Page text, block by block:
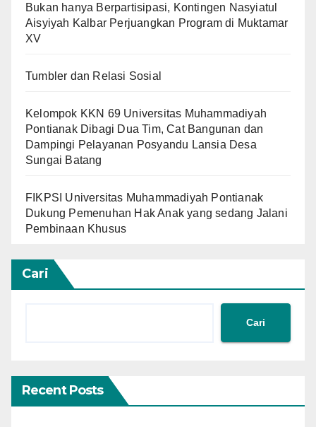
Bukan hanya Berpartisipasi, Kontingen Nasyiatul
Aisyiyah Kalbar Perjuangkan Program di Muktamar
XV
Tumbler dan Relasi Sosial
Kelompok KKN 69 Universitas Muhammadiyah
Pontianak Dibagi Dua Tim, Cat Bangunan dan
Dampingi Pelayanan Posyandu Lansia Desa
Sungai Batang
FIKPSI Universitas Muhammadiyah Pontianak
Dukung Pemenuhan Hak Anak yang sedang Jalani
Pembinaan Khusus
Cari
Cari
Recent Posts